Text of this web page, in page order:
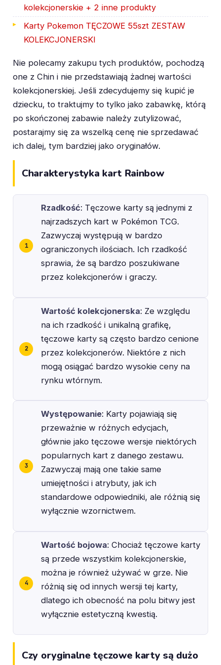
kolekcjonerskie + 2 inne produkty
Karty Pokemon TĘCZOWE 55szt ZESTAW
KOLEKCJONERSKI
Nie polecamy zakupu tych produktów, pochodzą
one z Chin i nie przedstawiają żadnej wartości
kolekcjonerskiej. Jeśli zdecydujemy się kupić je
dziecku, to traktujmy to tylko jako zabawkę, którą
po skończonej zabawie należy zutylizować,
postarajmy się za wszelką cenę nie sprzedawać
ich dalej, tym bardziej jako oryginałów.
Charakterystyka kart Rainbow
Rzadkość: Tęczowe karty są jednymi z
najrzadszych kart w Pokémon TCG.
Zazwyczaj występują w bardzo
ograniczonych ilościach. Ich rzadkość
sprawia, że są bardzo poszukiwane
przez kolekcjonerów i graczy.
Wartość kolekcjonerska: Ze względu
na ich rzadkość i unikalną grafikę,
tęczowe karty są często bardzo cenione
przez kolekcjonerów. Niektóre z nich
mogą osiągać bardzo wysokie ceny na
rynku wtórnym.
Występowanie: Karty pojawiają się
przeważnie w różnych edycjach,
głównie jako tęczowe wersje niektórych
popularnych kart z danego zestawu.
Zazwyczaj mają one takie same
umiejętności i atrybuty, jak ich
standardowe odpowiedniki, ale różnią się
wyłącznie wzornictwem.
Wartość bojowa: Chociaż tęczowe karty
są przede wszystkim kolekcjonerskie,
można je również używać w grze. Nie
różnią się od innych wersji tej karty,
dlatego ich obecność na polu bitwy jest
wyłącznie estetyczną kwestią.
Czy oryginalne tęczowe karty są dużo